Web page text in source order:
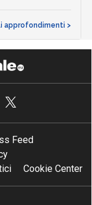
approfondimenti >
Feed
Cookie Center